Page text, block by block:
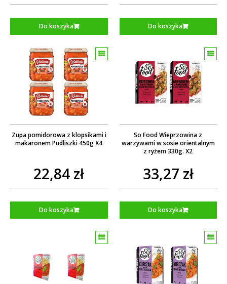
Do koszyka Do koszyka
Zupa pomidorowa z klopsikami i
makaronem Pudliszki 450g X4
22,84 zł
Do koszyka
So Food Wieprzowina z
warzywami w sosie orientalnym
z ryżem 330g. X2
33,27 zł
Do koszyka